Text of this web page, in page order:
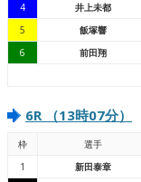
4
井上未都
5
飯塚響
6
前田翔
6R （13時07分）
枠 選手
1
新田泰章